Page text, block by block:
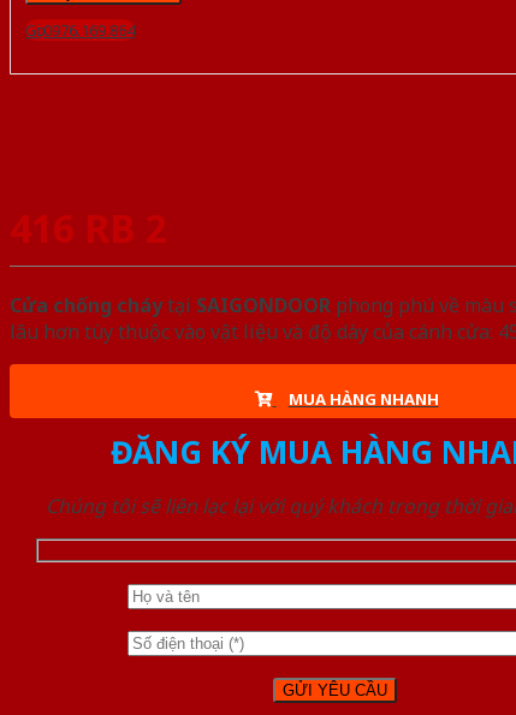
Gọi 0976.169.864
416 RB 2
Cửa chống cháytại SAIGONDOOR phong phú về màu
lâu hơn tùy thuộc vào vật liệu và độ dày của cánh cửa:
MUA HÀNG NHANH
ĐĂNG KÝ MUA HÀNG
Chúng tôi sẽ liên lạc lại với quý khách trong thời